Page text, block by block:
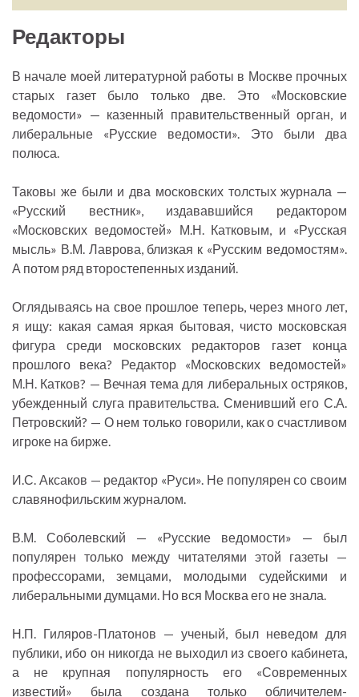
Редакторы
В начале моей литературной работы в Москве прочных
старых газет было только две. Это «Московские
ведомости» — казенный правительственный орган, и
либеральные «Русские ведомости». Это были два
полюса.
Таковы же были и два московских толстых журнала —
«Русский вестник», издававшийся редактором
«Московских ведомостей» М.Н. Катковым, и «Русская
мысль» В.М. Лаврова, близкая к «Русским ведомостям».
А потом ряд второстепенных изданий.
Оглядываясь на свое прошлое теперь, через много лет,
я ищу: какая самая яркая бытовая, чисто московская
фигура среди московских редакторов газет конца
прошлого века? Редактор «Московских ведомостей»
М.Н. Катков? — Вечная тема для либеральных остряков,
убежденный слуга правительства. Сменивший его С.А.
Петровский? — О нем только говорили, как о счастливом
игроке на бирже.
И.С. Аксаков — редактор «Руси». Не популярен со своим
славянофильским журналом.
В.М. Соболевский — «Русские ведомости» — был
популярен только между читателями этой газеты —
профессорами, земцами, молодыми судейскими и
либеральными думцами. Но вся Москва его не знала.
Н.П. Гиляров-Платонов — ученый, был неведом для
публики, ибо он никогда не выходил из своего кабинета,
а не крупная популярность его «Современных
известий» была создана только обличителем-